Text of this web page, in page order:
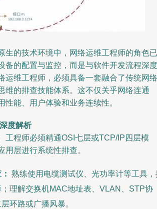
生的技术环境中，网络运维工程师的角色已
备的配置与监控，而是与软件开发流程深度
运维工程师，必须具备一套融合了传统网络
维的排查技能体系。这不仅关乎网络连通
性能、用户体验和业务连续性。
度解析
工程师必须精通OSI七层或TCP/IP四层模
用层进行系统性排查。
熟练使用电缆测试仪、光功率计等工具，
理解交换机MAC地址表、VLAN、STP协
环路或广播风暴。